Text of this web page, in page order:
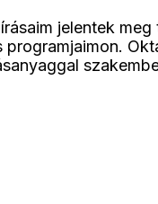
jelentek